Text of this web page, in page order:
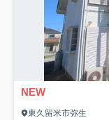
NEW
東久留米市弥生